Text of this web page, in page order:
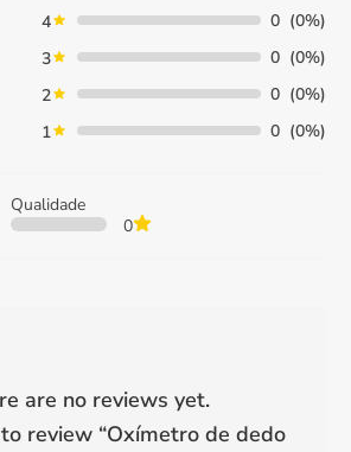
4
0 (0%)
3
0 (0%)
2
0 (0%)
1
0 (0%)
Qualidade
0
are no reviews yet.
review “Oxímetro de dedo